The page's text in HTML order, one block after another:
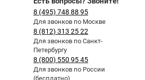
8 (495) 748 88 95
Для звонков по Москве
8 (812) 313 25 22
Для звонков по Санкт-
Петербургу
8 (800) 550 95 45
Для звонков по России
(бесплатно)